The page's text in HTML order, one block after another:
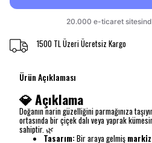
1500 TL Üzeri Ücretsiz Kargo
Ürün Açıklaması
💎 Açıklama
Doğanın narin güzelliğini parmağınıza
ortasında bir çiçek dalı veya yaprak
sahiptir. 🌿
Tasarım:Bir araya gelmiş markiz